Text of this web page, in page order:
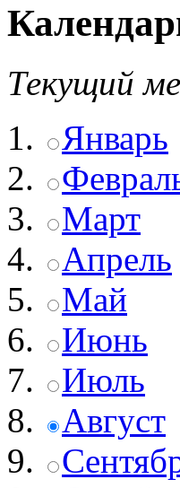
Текущий
Январь
Март
Апрель
Май
Июнь
Июль
Август